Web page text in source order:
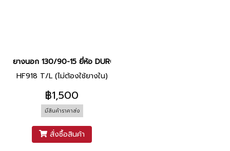
ยางนอก 130/90-15 ยี่ห้อ DURO
HF918 T/L (ไม่ต้องใช้ยางใน)
฿1,500
มีสินค้าราคาส่ง
สั่งซื้อสินค้า